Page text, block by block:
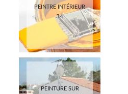
PEINTRE INTÉRIEUR
34
PEINTURE SUR